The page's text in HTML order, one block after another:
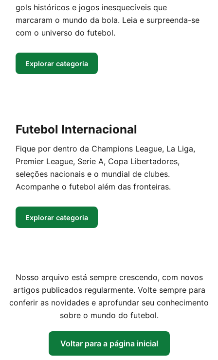
gols históricos e jogos inesquecíveis que
marcaram o mundo da bola. Leia e surpreenda-se
com o universo do futebol.
Explorar categoria
Futebol Internacional
Fique por dentro da Champions League, La Liga,
Premier League, Serie A, Copa Libertadores,
seleções nacionais e o mundial de clubes.
Acompanhe o futebol além das fronteiras.
Explorar categoria
Nosso arquivo está sempre crescendo, com novos
artigos publicados regularmente. Volte sempre para
conferir as novidades e aprofundar seu conhecimento
sobre o mundo do futebol.
Voltar para a página inicial